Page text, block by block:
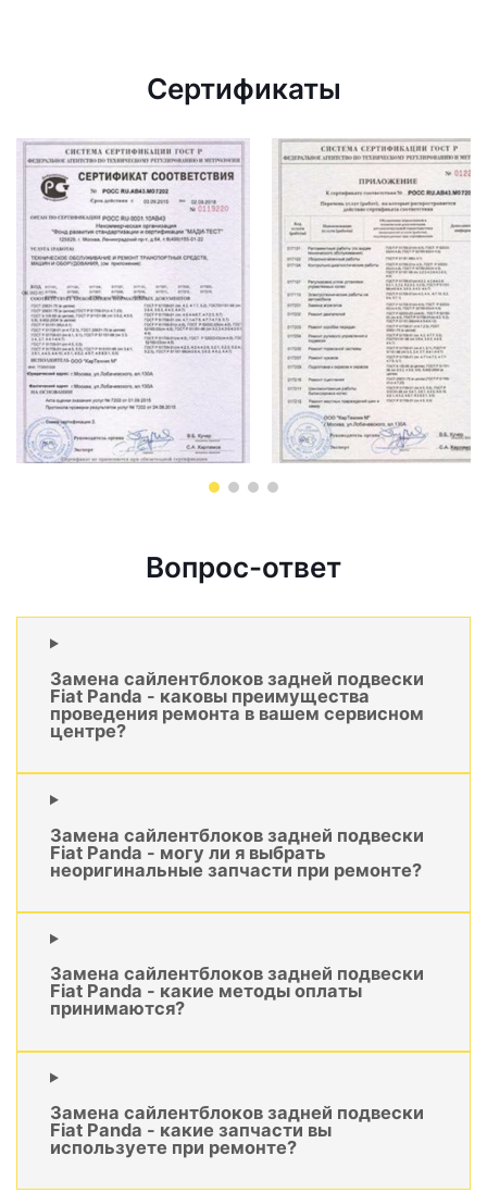
Сертификаты
Вопрос-ответ
Замена сайлентблоков задней подвески
Fiat Panda - каковы преимущества
проведения ремонта в вашем сервисном
центре?
Замена сайлентблоков задней подвески
Fiat Panda - могу ли я выбрать
неоригинальные запчасти при ремонте?
Замена сайлентблоков задней подвески
Fiat Panda - какие методы оплаты
принимаются?
Замена сайлентблоков задней подвески
Fiat Panda - какие запчасти вы
используете при ремонте?